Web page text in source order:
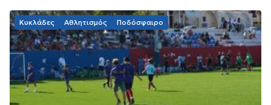
Κυκλάδες Αθλητισμός Ποδόσφαιρο